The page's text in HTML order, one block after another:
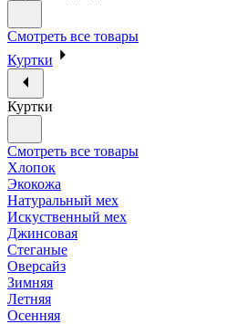
Смотреть все товары
Куртки
Куртки
Смотреть все товары
Хлопок
Экокожа
Натуральный мех
Искуственный мех
Джинсовая
Стеганые
Оверсайз
Зимняя
Летняя
Осенняя